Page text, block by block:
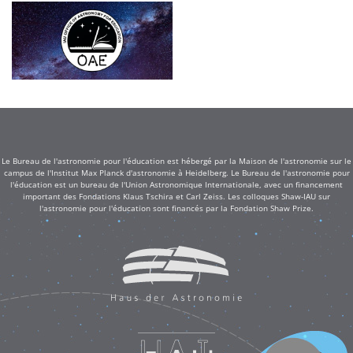
Le Bureau de l'astronomie pour l'éducation est hébergé par la Maison de l'astronomie sur le
campus de l'Institut Max Planck d'astronomie à Heidelberg. Le Bureau de l'astronomie pour
l'éducation est un bureau de l'Union Astronomique Internationale, avec un financement
important des Fondations Klaus Tschira et Carl Zeiss. Les colloques Shaw-IAU sur
l'astronomie pour l'éducation sont financés par la Fondation Shaw Prize.